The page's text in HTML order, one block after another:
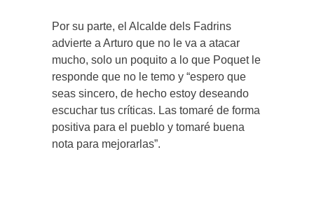
Por su parte, el Alcalde dels Fadrins
advierte a Arturo que no le va a atacar
mucho, solo un poquito a lo que Poquet le
responde que no le temo y “espero que
seas sincero, de hecho estoy deseando
escuchar tus críticas. Las tomaré de forma
positiva para el pueblo y tomaré buena
nota para mejorarlas”.